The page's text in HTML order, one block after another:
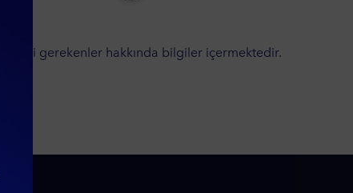
gerekenler hakkında bilgiler içermektedir.